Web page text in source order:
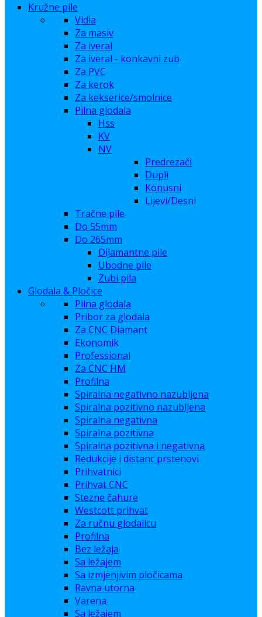
Kružne pile
Vidia
Za masiv
Za iveral
Za iveral - konkavni zub
Za PVC
Za kerok
Za kekserice/smolnice
Pilna glodala
Hss
KV
NV
Predrezači
Dupli
Konusni
Lijevi/Desni
Tračne pile
Do 55mm
Do 265mm
Dijamantne pile
Ubodne pile
Zubi pila
Glodala & Pločice
Pilna glodala
Pribor za glodala
Za CNC Diamant
Ekonomik
Professional
Za CNC HM
Profilna
Spiralna negativno nazubljena
Spiralna pozitivno nazubljena
Spiralna negativna
Spiralna pozitivna
Spiralna pozitivna i negativna
Redukcije i distanc prstenovi
Prihvatnici
Prihvat CNC
Stezne čahure
Westcott prihvat
Za ručnu glodalicu
Profilna
Bez ležaja
Sa ležajem
Sa izmjenjivim pločicama
Ravna utorna
Varena
Sa ležajem